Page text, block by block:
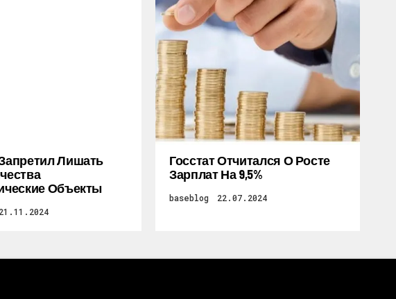
Лишать
Объекты
21.11.2024
Госстат Отчитался О Росте
Зарплат На 9,5%
baseblog 22.07.2024